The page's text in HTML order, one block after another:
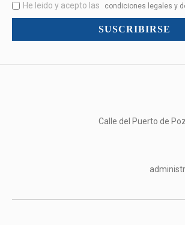
y
mucho
He leido y acepto las condiciones legales y
SUSCRIBIRSE
Calle del Puerto de